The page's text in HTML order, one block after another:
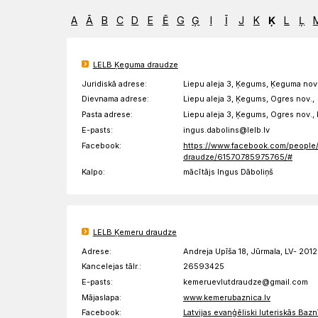
kristietību
A Ā B C D E Ē G Ģ I Ī J K Ķ L Ļ
LELB Ķeguma draudze
Juridiskā adrese:
Liepu aleja 3, Ķegums, Ķeguma
Dievnama adrese:
Liepu aleja 3, Ķegums, Ogres nov.,
Pasta adrese:
Liepu aleja 3, Ķegums, Ogres nov.,
E-pasts:
ingus.dabolins@lelb.lv
Facebook:
https://www.facebook.com/
draudze/61570785975765/#
Kalpo:
mācītājs Ingus Dāboliņš
LELB Ķemeru draudze
Adrese:
Andreja Upīša 18, Jūrmala, LV- 2012
Kancelejas tālr.:
26593425
E-pasts:
kemeruevlutdraudze@gmail.com
Mājaslapa:
www.kemerubaznica.lv
Facebook:
Latvijas evanģēliski luteriskās